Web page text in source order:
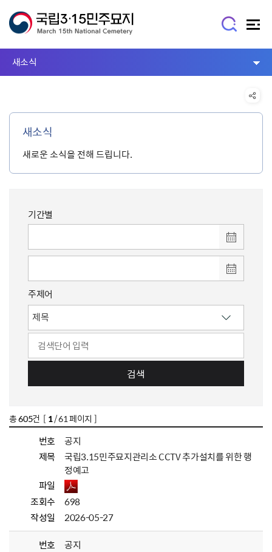
새소식
새소식
새로운 소식을 전해 드립니다.
기간별
주제어
검색
총605건 [ 1/ 61 페이지 ]
번호
공지
제목
국립3.15민주묘지관리소 CCTV 추가설치를 위한 행
정예고
파일
조회수
698
작성일
2026-05-27
번호
공지